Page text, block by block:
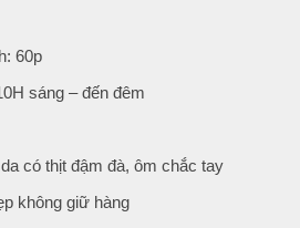
60p
sáng – đến đêm
có thịt đậm đà, ôm chắc tay
không giữ hàng